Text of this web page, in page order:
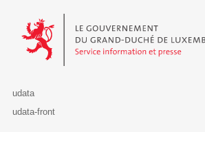
Le Gouvernement du Grand-Duché de
udata
udata-front